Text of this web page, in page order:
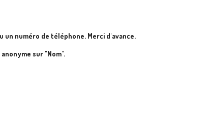
un numéro de téléphone. Merci d'avance.
sur "Nom".